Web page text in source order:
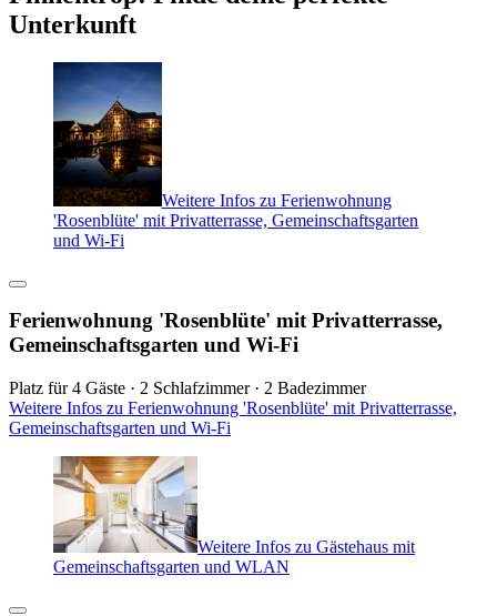
Unterkunft
Weitere Infos zu Ferienwohnung
'Rosenblüte' mit Privatterrasse, Gemeinschaftsgarten
und Wi-Fi
Ferienwohnung 'Rosenblüte' mit Privatterrasse,
Gemeinschaftsgarten und Wi-Fi
Platz für 4 Gäste · 2 Schlafzimmer · 2 Badezimmer
Weitere Infos zu Ferienwohnung 'Rosenblüte' mit Privatterrasse,
Gemeinschaftsgarten und Wi-Fi
Weitere Infos zu Gästehaus mit
Gemeinschaftsgarten und WLAN